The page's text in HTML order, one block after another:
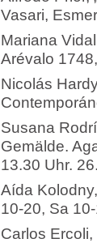
Vasari,
Mariana
Arévalo
Nicolás
Susana
Gemälde.
13.30 Uhr.
Aída
10-20, Sa
Carlos